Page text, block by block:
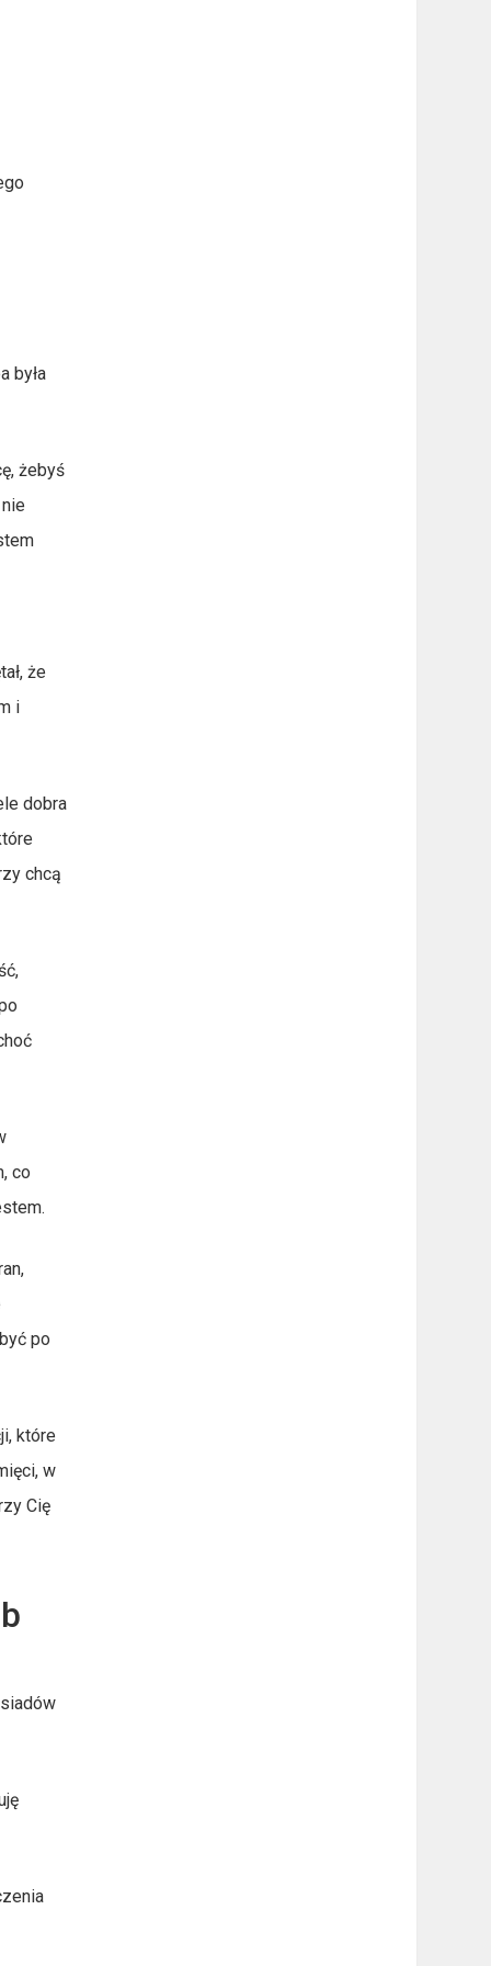
była
żebyś
że
i
dobra
chcą
co
po
które
w
Cię